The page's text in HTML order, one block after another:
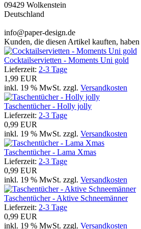
09429 Wolkenstein
Deutschland
info@paper-design.de
Kunden, die diesen Artikel kauften,
Cocktailservietten - Moments Uni gold
Lieferzeit: 2-3 Tage
1,99 EUR
inkl. 19 % MwSt. zzgl. Versandkosten
Taschentücher - Holly jolly
Lieferzeit: 2-3 Tage
0,99 EUR
inkl. 19 % MwSt. zzgl. Versandkosten
Taschentücher - Lama Xmas
Lieferzeit: 2-3 Tage
0,99 EUR
inkl. 19 % MwSt. zzgl. Versandkosten
Taschentücher - Aktive Schneemänner
Lieferzeit: 2-3 Tage
0,99 EUR
inkl. 19 % MwSt. zzgl. Versandkosten